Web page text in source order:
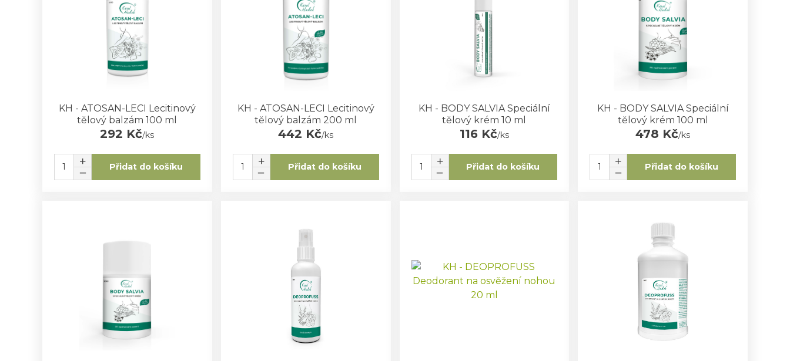
KH - ATOSAN-LECI Lecitinový
tělový balzám 100 ml
292 Kč/ks
Přidat do košíku
KH - ATOSAN-LECI Lecitinový
tělový balzám 200 ml
442 Kč/ks
Přidat do košíku
KH - BODY SALVIA Speciální
tělový krém 10 ml
116 Kč/ks
Přidat do košíku
KH - BODY SALVIA Speciální
tělový krém 100 ml
478 Kč/ks
Přidat do košíku